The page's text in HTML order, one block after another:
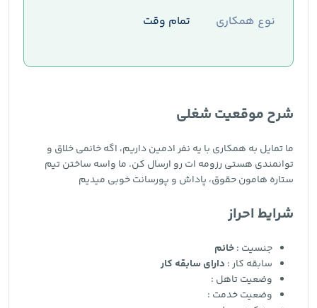
نوع همکاری
تمام وقت
شرح موقعیت شغلی
ما تمایل به همکاری با یه نفر ادمین داریم، اگه خانمی خلاق و
توانمندی هستی رزومه ات رو ارسال کن. ما واسه ساختن تیم
ستاره هامون حقوق، پاداش و پورسانت خوبی میدیم
شرایط احراز
جنسیت :خانم
سابقه کار : دارای سابقه کار
وضعیت تاهل :
وضعیت خدمت :